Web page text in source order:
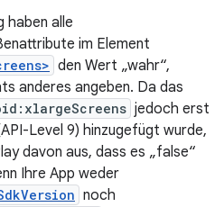
haben alle
im Element
den Wert „wahr“,
anderes angeben. Da das
jedoch erst
Level 9) hinzugefügt wurde,
davon aus, dass es „false“
Ihre App weder
noch